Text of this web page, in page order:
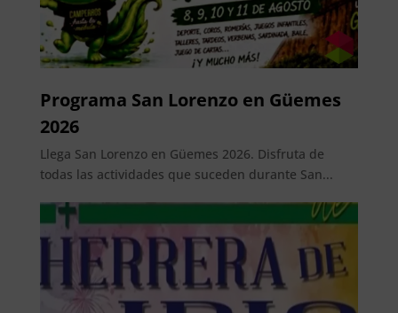
Programa San Lorenzo en Güemes
2026
Llega San Lorenzo en Güemes 2026. Disfruta de
todas las actividades que suceden durante San...